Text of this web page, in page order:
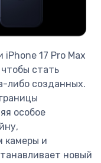
iPhone 17 Pro Max
стать
либо созданных.
особое
камеры и
новый